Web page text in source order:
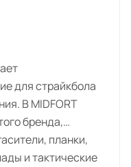
для страйкбола
В MIDFORT
бренда,
планки,
и тактические